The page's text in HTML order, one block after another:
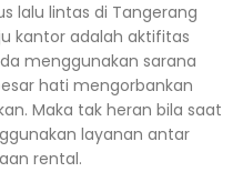
lalu lintas di Tangerang
kantor adalah aktifitas
menggunakan sarana
hati mengorbankan
Maka tak heran bila saat
layanan antar
rental.